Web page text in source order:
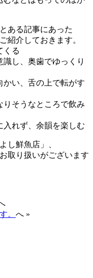
ある記事にあった
紹介しておきます。
くる
識し、奥歯でゆっくり
かい、舌の上で転がす
りそうなところで飲み
入れず、余韻を楽しむ
し鮮魚店」、
取り扱いがございます
。 へ »